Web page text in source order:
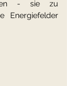
- sie zu
Energiefelder